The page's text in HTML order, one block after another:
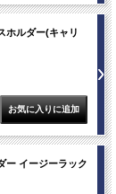
ホルダー(キャリ
ー イージーラック